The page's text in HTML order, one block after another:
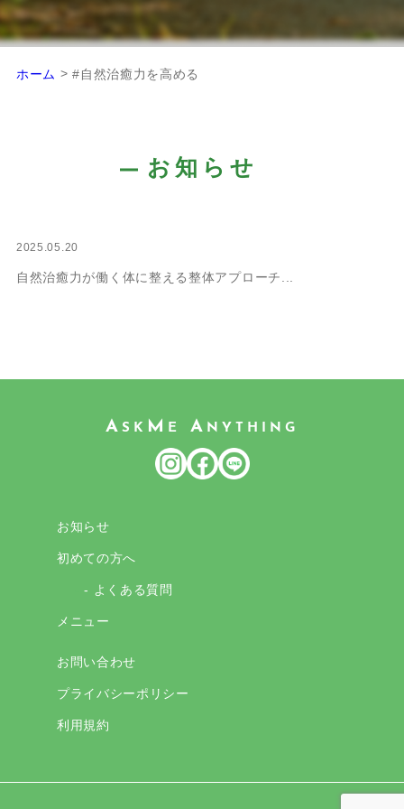
ホーム >#自然治癒力を高める
お知らせ
2025.05.20
自然治癒力が働く体に整える整体アプローチ...
A SK M E A NYTHING
お知らせ
初めての方へ
- よくある質問
メニュー
お問い合わせ
プライバシーポリシー
利用規約